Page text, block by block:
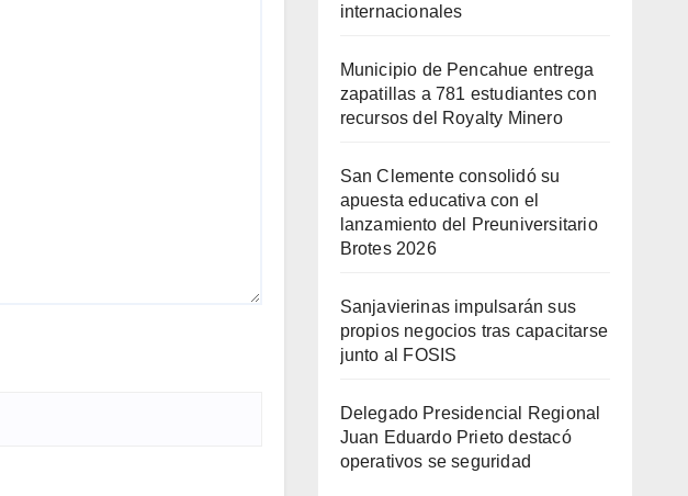
internacionales
Municipio de Pencahue entrega
zapatillas a 781 estudiantes con
recursos del Royalty Minero
San Clemente consolidó su
apuesta educativa con el
lanzamiento del Preuniversitario
Brotes 2026
Sanjavierinas impulsarán sus
propios negocios tras capacitarse
junto al FOSIS
Delegado Presidencial Regional
Juan Eduardo Prieto destacó
operativos se seguridad